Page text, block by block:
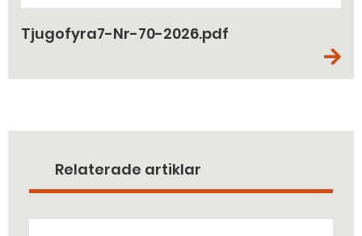
Tjugofyra7-Nr-70-2026.pdf
Relaterade artiklar